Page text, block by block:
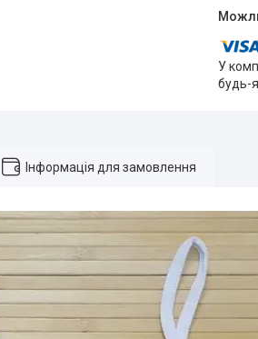
У
будь-
Інформація для замовлення